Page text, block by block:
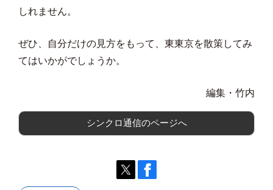
しれません。
ぜひ、自分だけの見方をもって、東東京を散策してみ
てはいかがでしょうか。
編集・竹内
シンクロ通信のページへ